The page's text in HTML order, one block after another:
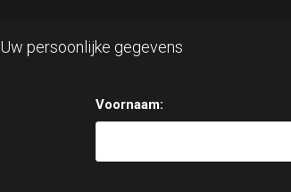
Uw persoonlijke gegevens
Voornaam: